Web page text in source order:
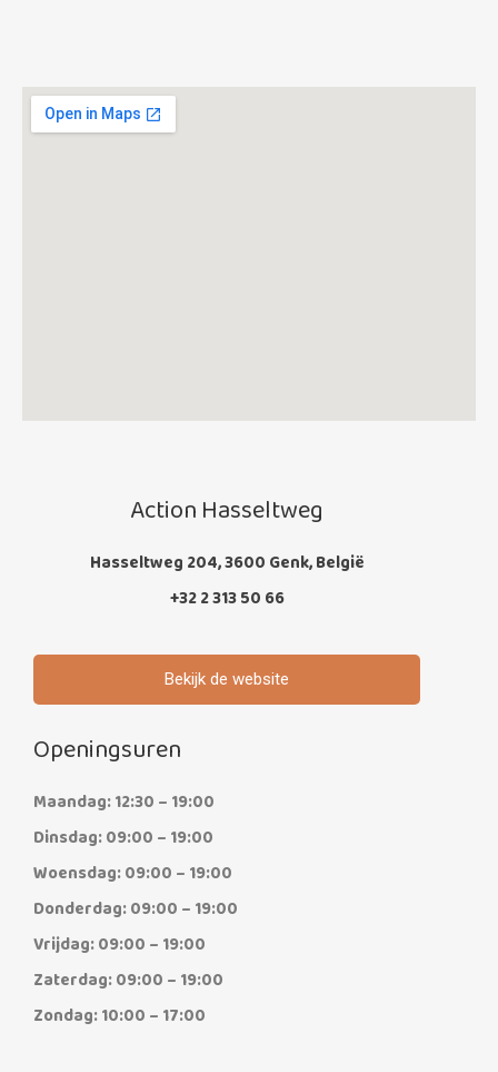
Action Hasseltweg
Hasseltweg 204, 3600 Genk, België
+32 2 313 50 66
Bekijk de website
Openingsuren
Maandag: 12:30 – 19:00
Dinsdag: 09:00 – 19:00
Woensdag: 09:00 – 19:00
Donderdag: 09:00 – 19:00
Vrijdag: 09:00 – 19:00
Zaterdag: 09:00 – 19:00
Zondag: 10:00 – 17:00